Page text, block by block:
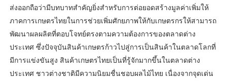
ส่งออกถือว่ามีบทบาทสำคัญยิ่งสำหรับการต่อยอดสร้างมูลค่าเพิ่มให้
ภาคการเกษตรไทยในการช่วยเพิ่มศักยภาพให้กับเกษตรกรให้สามารถ
พัฒนาผลผลิตที่ตอบโจทย์ตรงตามความต้องการของตลาดต่าง
ประเทศ ซึ่งปัจจุบันสินค้าเกษตรก้าวไปสู่การเป็นสินค้าในตลาดโลกที่
มีการแข่งขันสูง สินค้าเกษตรไทยเป็นที่รู้จักมากขึ้นในตลาดต่าง
ประเทศ ชาวต่างชาติมีความนิยมชื่นชอบผลไม้ไทย เนื่องจากจุดเด่น